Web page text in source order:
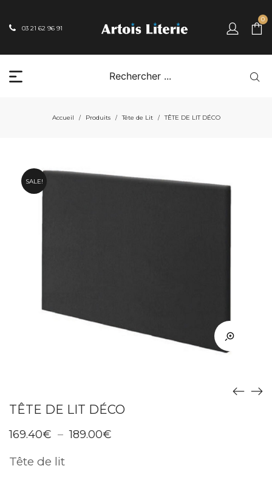
03 21 62 96 91
0
Accueil / Produits / Tête de Lit / TÊTE DE LIT DÉCO
SALE!
TÊTE DE LIT DÉCO
169.40€ – 189.00€
Tête de lit